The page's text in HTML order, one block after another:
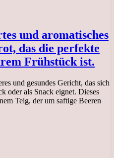
und aromatisches
das die perfekte
Frühstück ist.
und gesundes Gericht, das sich
oder als Snack eignet. Dieses
Teig, der um saftige Beeren